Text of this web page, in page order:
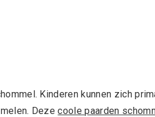
Kinderen kunnen zich
Dezecoole paarden